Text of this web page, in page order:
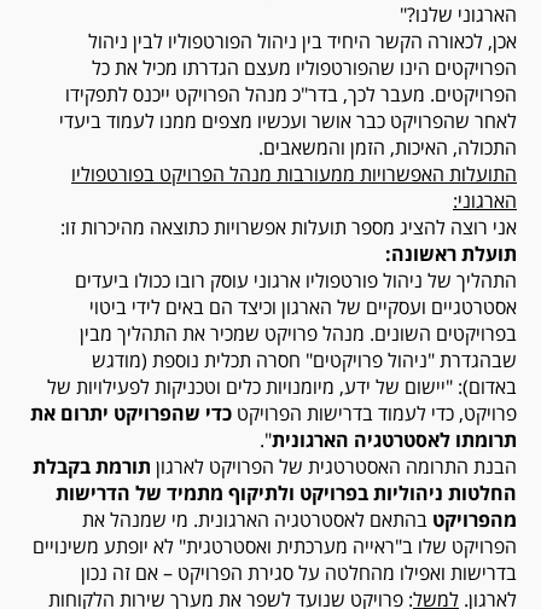
הארגוני שלנו?"
אכן, לכאורה הקשר היחיד בין ניהול הפורטפוליו לבין ניהול
הפרויקטים הינו שהפורטפוליו מעצם הגדרתו מכיל את כל
הפרויקטים. מעבר לכך, בדר"כ מנהל הפרויקט ייכנס לתפקידו
לאחר שהפרויקט כבר אושר ועכשיו מצפים ממנו לעמוד ביעדי
התכולה, האיכות, הזמן והמשאבים.
התועלות האפשרויות ממעורבות מנהל הפרויקט בפורטפוליו
הארגוני:
אני רוצה להציג מספר תועלות אפשרויות כתוצאה מהיכרות זו:
תועלת ראשונה:
התהליך של ניהול פורטפוליו ארגוני עוסק רובו ככולו ביעדים
אסטרטגיים ועסקיים של הארגון וכיצד הם באים לידי ביטוי
בפרויקטים השונים. מנהל פרויקט שמכיר את התהליך מבין
שבהגדרת "ניהול פרויקטים" חסרה תכלית נוספת (מודגש
באדום): "יישום של ידע, מיומנויות כלים וטכניקות לפעילויות של
פרויקט, כדי לעמוד בדרישות הפרויקט כדי שהפרויקט יתרום את
תרומתו לאסטרטגיה הארגונית".
הבנת התרומה האסטרטגית של הפרויקט לארגון תורמת בקבלת
החלטות ניהוליות בפרויקט ולתיקוף מתמיד של הדרישות
מהפרויקט בהתאם לאסטרטגיה הארגונית. מי שמנהל את
הפרויקט שלו ב"ראייה מערכתית ואסטרטגית" לא יופתע משינויים
בדרישות ואפילו מהחלטה על סגירת הפרויקט – אם זה נכון
לארגון. למשל: פרויקט שנועד לשפר את מערך שירות הלקוחות